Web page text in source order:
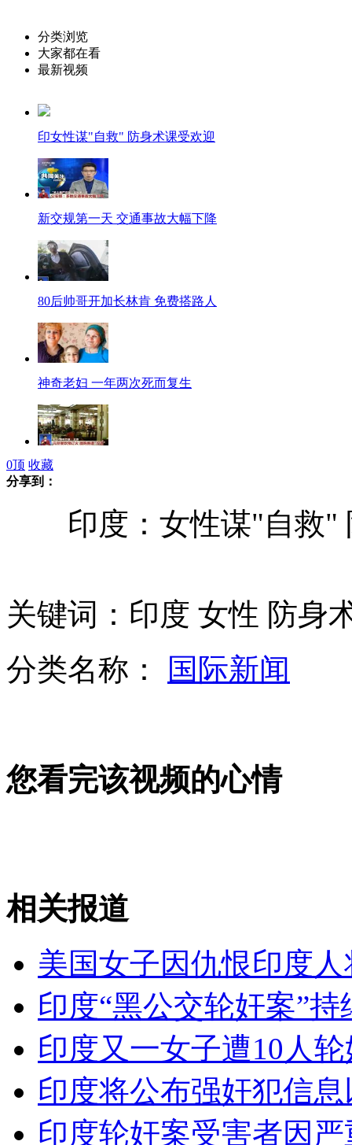
分类浏览
大家都在看
最新视频
印女性谋"自救" 防身术课受欢迎
新交规第一天 交通事故大幅下降
80后帅哥开加长林肯 免费搭路人
神奇老妇 一年两次死而复生
北京元旦餐饮预订火 团购券遇冷
哈大高铁开通满月 公路民航遇冷
哈萨克网友晒公寓照 天气冷成冰库
实拍:男子聚餐喝多 醉酒路边撒钱
山西运城恶犬咬伤多人 警民合力深夜将其击毙
无痛分娩是否安全 医生回应
外交部：反对强权政治霸凌主义
外交部：有关国家言论片面不公正
安徽一实载49人客车翻车
0顶 收藏
分享到：
印度：女性谋"自救"
关键词：印度 女性 防身
分类名称：
国际新闻
您看完该视频的心情
相关报道
美国女子因仇恨印度
印度“黑公交轮奸案”持
印度又一女子遭10人
印度将公布强奸犯信
印度轮奸案受害者因